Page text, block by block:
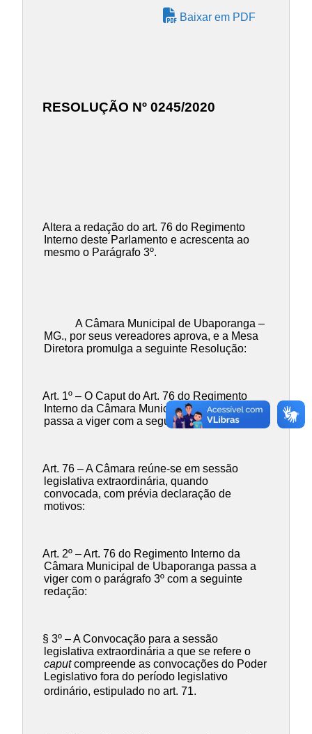
Baixar em PDF
RESOLUÇÃO Nº 0245/2020
Altera a redação do art. 76 do Regimento
Interno deste Parlamento e acrescenta ao
mesmo o Parágrafo 3º.
A Câmara Municipal de Ubaporanga –
MG., por seus vereadores aprova, e a Mesa
Diretora promulga a seguinte Resolução:
Art. 1º – O Caput do Art. 76 do Regimento
Interno da Câmara Municipal de Ubaporanga
passa a viger com a seguinte redação:
Art. 76 – A Câmara reúne-se em sessão
legislativa extraordinária, quando
convocada, com prévia declaração de
motivos:
Art. 2º – Art. 76 do Regimento Interno da
Câmara Municipal de Ubaporanga passa a
viger com o parágrafo 3º com a seguinte
redação:
§ 3º – A Convocação para a sessão
legislativa extraordinária a que se refere o
caputcompreende as convocações do Poder
Legislativo fora do período legislativo
ordinário, estipulado no art. 71.